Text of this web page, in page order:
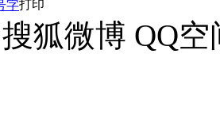
打印
搜狐微博 QQ空